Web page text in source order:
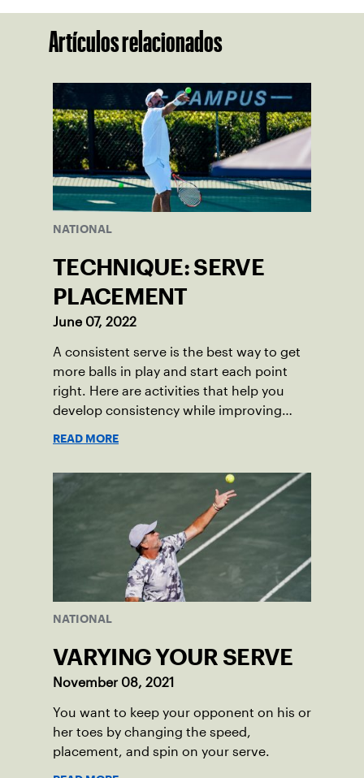
Artículos relacionados
NATIONAL
TECHNIQUE: SERVE
PLACEMENT
June 07, 2022
A consistent serve is the best way to get
more balls in play and start each point
right. Here are activities that help you
develop consistency while improving
READ MORE
NATIONAL
VARYING YOUR SERVE
November 08, 2021
You want to keep your opponent on his or
her toes by changing the speed,
placement, and spin on your serve.